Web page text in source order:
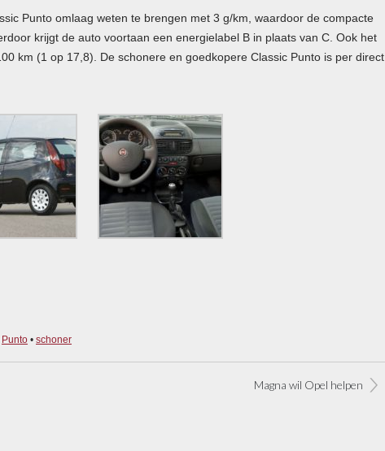
Punto omlaag weten te brengen met 3 g/km, waardoor de compacte
krijgt de auto voortaan een energielabel B in plaats van C. Ook het
km (1 op 17,8). De schonere en goedkopere Classic Punto is per direct
Punto • schoner
Magna wil Opel helpen